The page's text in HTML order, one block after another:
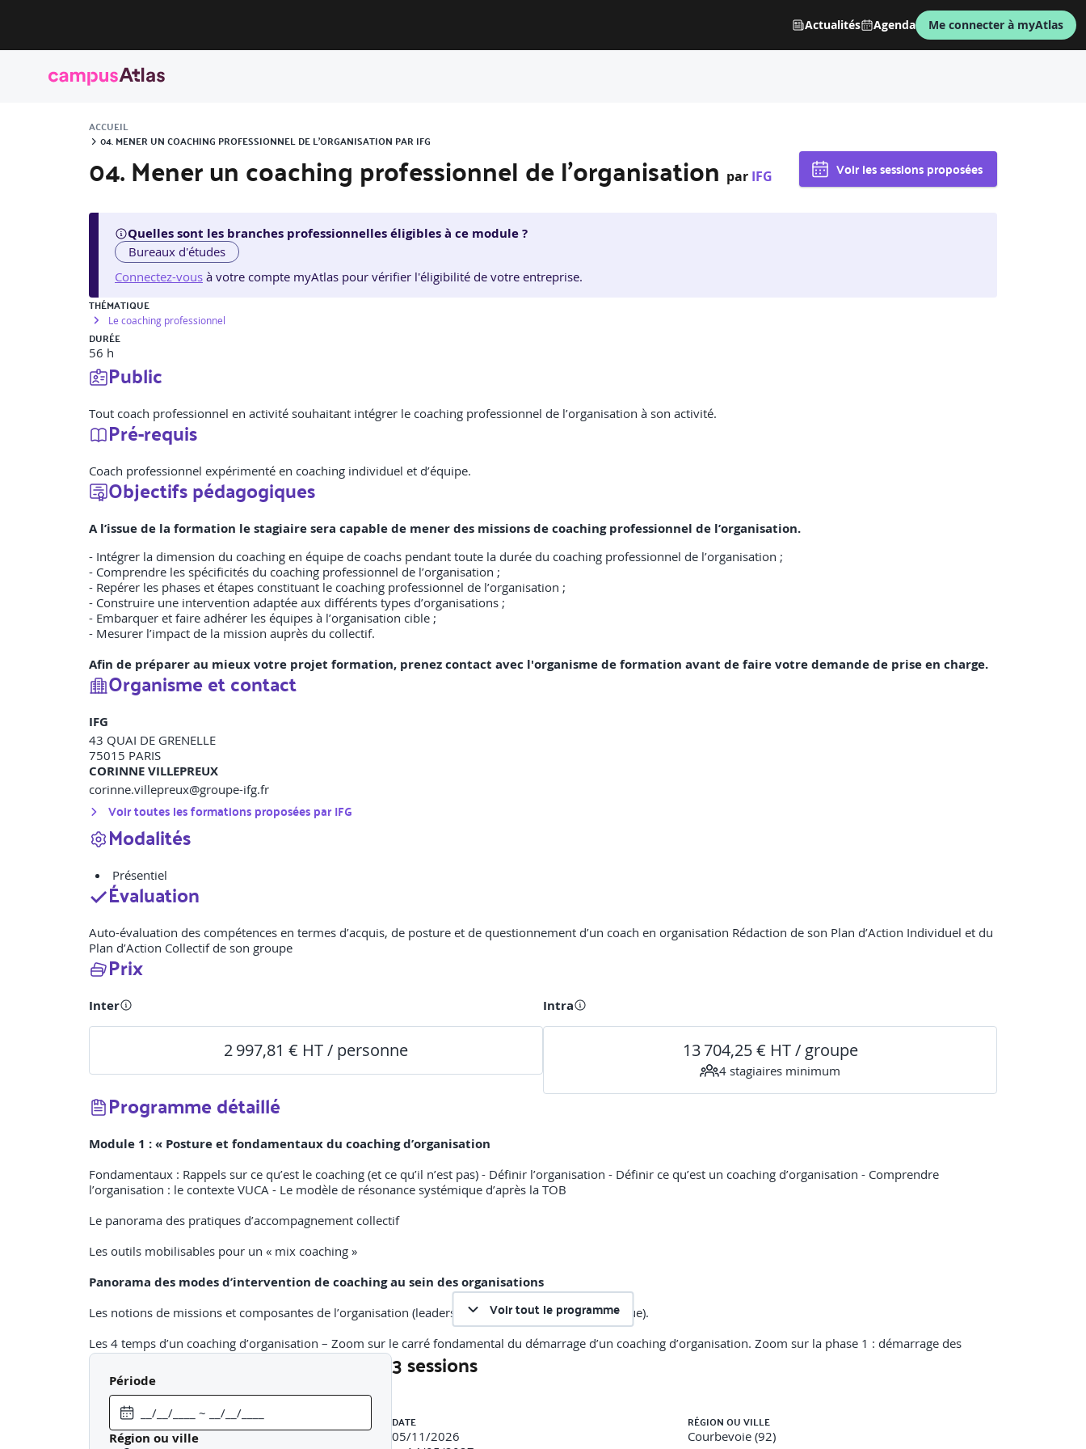
Actualités Agenda Me connecter à myAtlas
ACCUEIL
04. MENER UN COACHING PROFESSIONNEL DE L'ORGANISATION PAR IFG
04. Mener un coaching professionnel de l'organisation par IFG Voir les sessions proposées
Quelles sont les branches professionnelles éligibles à ce module ?
Bureaux d'études
Connectez-vous à votre compte myAtlas pour vérifier l'éligibilité de votre entreprise.
THÉMATIQUE
Le coaching professionnel
DURÉE
56 h
Public
Tout coach professionnel en activité souhaitant intégrer le coaching professionnel de l’organisation à son activité.
Pré-requis
Coach professionnel expérimenté en coaching individuel et d’équipe.
Objectifs pédagogiques
A l’issue de la formation le stagiaire sera capable de mener des missions de coaching professionnel de l’organisation.
- Intégrer la dimension du coaching en équipe de coachs pendant toute la durée du coaching professionnel de l’organisation ;
- Comprendre les spécificités du coaching professionnel de l’organisation ;
- Repérer les phases et étapes constituant le coaching professionnel de l’organisation ;
- Construire une intervention adaptée aux différents types d’organisations ;
- Embarquer et faire adhérer les équipes à l’organisation cible ;
- Mesurer l’impact de la mission auprès du collectif.
Afin de préparer au mieux votre projet formation, prenez contact avec l'organisme de formation avant de faire votre demande de prise en charge.
Organisme et contact
IFG
43 QUAI DE GRENELLE
75015 PARIS
CORINNE VILLEPREUX
corinne.villepreux@groupe-ifg.fr
Voir toutes les formations proposées parIFG
Modalités
Présentiel
Évaluation
Auto-évaluation des compétences en termes d’acquis, de posture et de questionnement d’un coach en organisation Rédaction de son Plan d’Action Individuel et du
Plan d’Action Collectif de son groupe
Prix
Inter
2 997,81 € HT / personne
Intra
13 704,25 € HT / groupe
4 stagiaires minimum
Programme détaillé
Module 1 : « Posture et fondamentaux du coaching d’organisation
Fondamentaux : Rappels sur ce qu’est le coaching (et ce qu’il n’est pas) - Définir l’organisation - Définir ce qu’est un coaching d’organisation - Comprendre
l’organisation : le contexte VUCA - Le modèle de résonance systémique d’après la TOB
Le panorama des pratiques d’accompagnement collectif
Les outils mobilisables pour un « mix coaching »
Panorama des modes d’intervention de coaching au sein des organisations
Les notions de missions et composantes de l’organisation (leadership, processus, culture, technique).
Les 4 temps d’un coaching d’organisation – Zoom sur le carré fondamental du démarrage d’un coaching d’organisation. Zoom sur la phase 1 : démarrage des
accompagnements : créer la demande, faire alliance, faire « poser la demande »
Intégrer les phénomènes de processus parallèle et de reflets systémique
Méthodologie sous forme de Fiche Outils (questions sur l’environnement VUCA) - Supervision de l’animateur coach, interactivité constante sur les questions posées
par les stagiaires
Voir tout le programme
Période
Région ou ville
3 sessions
DATE
05/11/2026
RÉGION OU VILLE
Courbevoie (92)